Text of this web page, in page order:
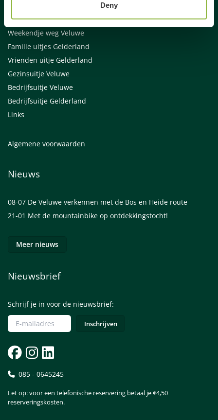
Deny
Weekendje weg Gelderland
Weekendje weg Veluwe
Familie uitjes Gelderland
Vrienden uitje Gelderland
Gezinsuitje Veluwe
Bedrijfsuitje Veluwe
Bedrijfsuitje Gelderland
Links
Algemene voorwaarden
Nieuws
08-07 De Veluwe verkennen met de Bos en Heide route
21-01 Met de mountainbike op ontdekkingstocht!
Meer nieuws
Nieuwsbrief
Schrijf je in voor de nieuwsbrief:
085 - 0645245
Let op: voor een telefonische reservering betaal je €4,50
reserveringskosten.